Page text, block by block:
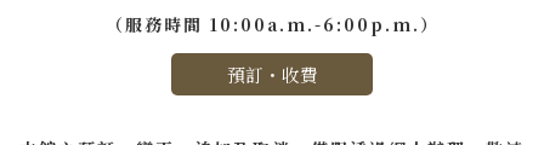
（服務時間 10:00a.m.-6:00p.m.）
預訂・收費